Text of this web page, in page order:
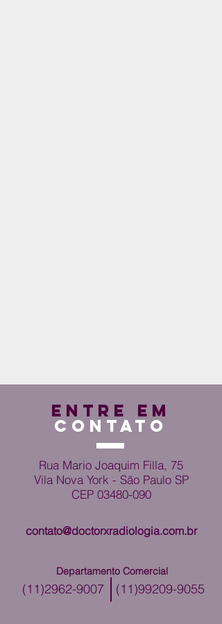
ENTRE EM
CONTATO
Rua Mario Joaquim Filla, 75
Vila Nova York - São Paulo SP
CEP 03480-090
contato@doctorxradiologia.com.br
Departamento Comercial
(11)2962-9007 (11)99209-9055